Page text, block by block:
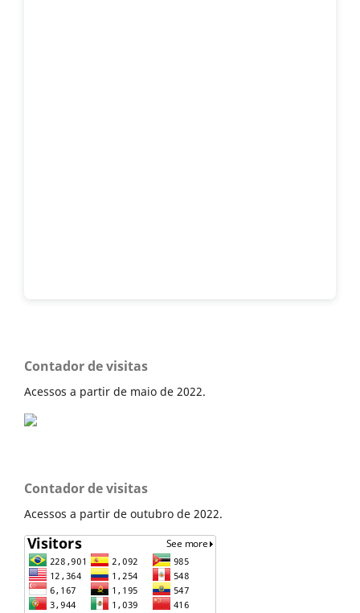
Contador de visitas
Acessos a partir de maio de 2022.
Contador de visitas
Acessos a partir de outubro de 2022.